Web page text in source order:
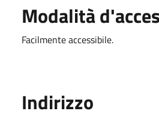
Modalità
Facilmente accessibile.
Indirizzo